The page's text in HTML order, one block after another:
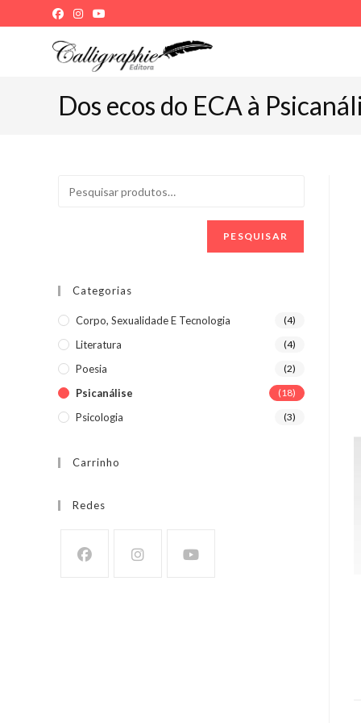
para
Dos ecos do ECA à
PESQUISAR
Categorias
Corpo, Sexualidade E Tecnologia (4)
Literatura (4)
Poesia (2)
Psicanálise (18)
Psicologia (3)
Carrinho
Redes